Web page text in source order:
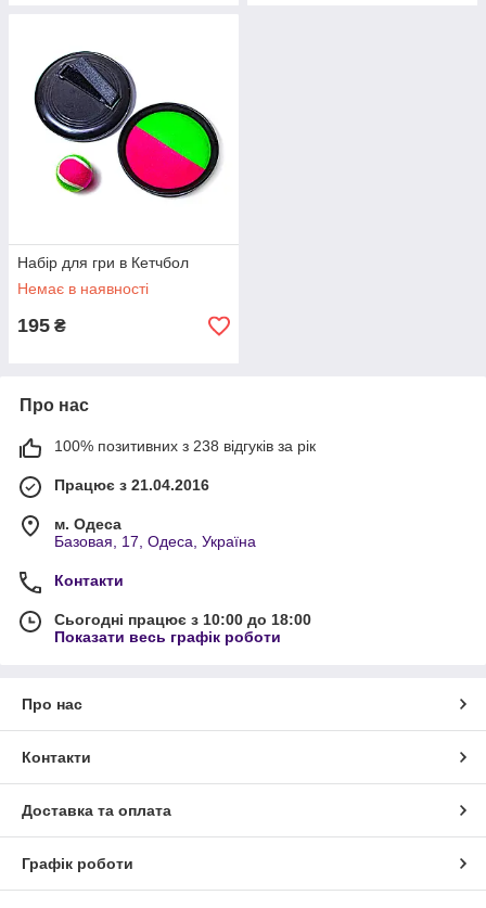
Набір для гри в Кетчбол
Немає в наявності
195 ₴
Про нас
100% позитивних з 238 відгуків за рік
Працює з 21.04.2016
м. Одеса
Базовая, 17, Одеса, Україна
Контакти
Сьогодні працює з 10:00 до 18:00
Показати весь графік роботи
Про нас
Контакти
Доставка та оплата
Графік роботи